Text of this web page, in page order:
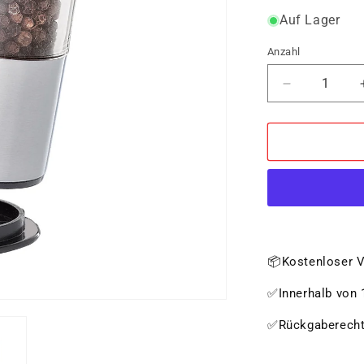
Auf Lager
Anzahl
Verringere
die
Menge
BERGAMO
📦Kostenloser
✅Innerhalb von